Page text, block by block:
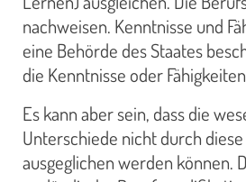
nachweisen. Kenntnisse und
eine Behörde des Staates
die Kenntnisse oder
Es kann aber sein, dass die
Unterschiede nicht durch
ausgeglichen werden können.